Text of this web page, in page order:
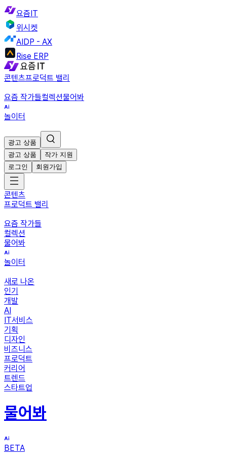
요즘IT
위시켓
AIDP - AX
Rise ERP
콘텐츠프로덕트 밸리
요즘 작가들컬렉션물어봐
놀이터
광고 상품
광고 상품
작가 지원
로그인
회원가입
콘텐츠
프로덕트 밸리
요즘 작가들
컬렉션
물어봐
놀이터
새로 나온
인기
개발
AI
IT서비스
기획
디자인
비즈니스
프로덕트
커리어
트렌드
스타트업
물어봐
BETA